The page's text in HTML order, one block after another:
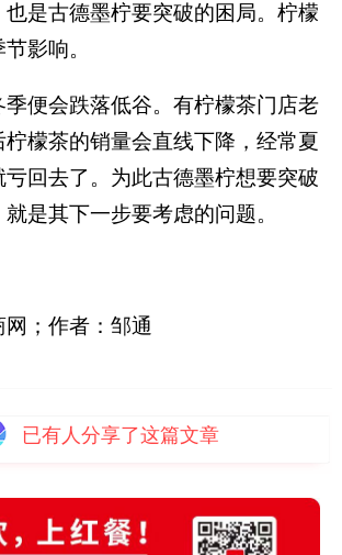
是古德墨柠要突破的困局。柠檬
影响。
季便会跌落低谷。有柠檬茶门店老
檬茶的销量会直线下降，经常夏
回去了。为此古德墨柠想要突破
是其下一步要考虑的问题。
；作者：邹通
已有人分享了这篇文章